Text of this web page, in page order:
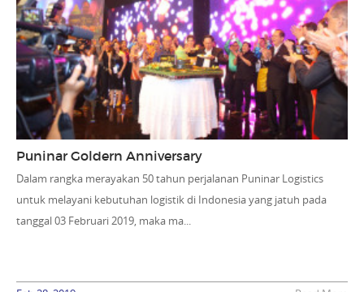
Puninar Goldern Anniversary
Dalam rangka merayakan 50 tahun perjalanan Puninar Logistics
untuk melayani kebutuhan logistik di Indonesia yang jatuh pada
tanggal 03 Februari 2019, maka ma...